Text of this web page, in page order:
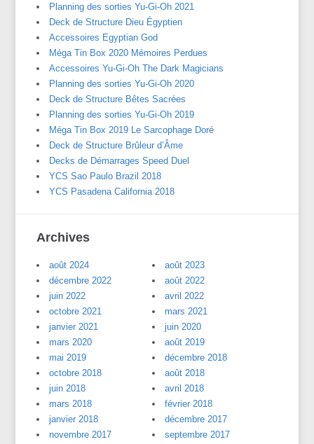
Planning des sorties Yu-Gi-Oh 2021
Deck de Structure Dieu Égyptien
Accessoires Egyptian God
Méga Tin Box 2020 Mémoires Perdues
Accessoires Yu-Gi-Oh The Dark Magicians
Planning des sorties Yu-Gi-Oh 2020
Deck de Structure Bêtes Sacrées
Planning des sorties Yu-Gi-Oh 2019
Méga Tin Box 2019 Le Sarcophage Doré
Deck de Structure Brûleur d’Âme
Decks de Démarrages Speed Duel
YCS Sao Paulo Brazil 2018
YCS Pasadena California 2018
Archives
août 2024
août 2023
décembre 2022
août 2022
juin 2022
avril 2022
octobre 2021
mars 2021
janvier 2021
juin 2020
mars 2020
août 2019
mai 2019
décembre 2018
octobre 2018
août 2018
juin 2018
avril 2018
mars 2018
février 2018
janvier 2018
décembre 2017
novembre 2017
septembre 2017